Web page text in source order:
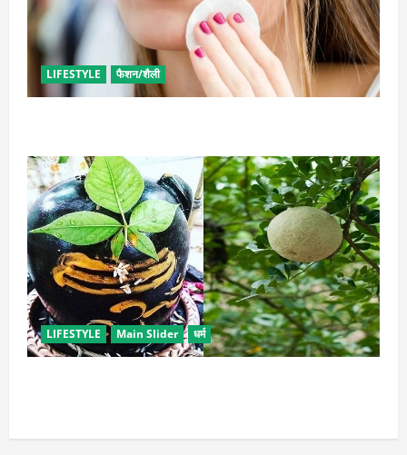
LIFESTYLE फैशन/शैली
LIFESTYLE Main Slider धर्म